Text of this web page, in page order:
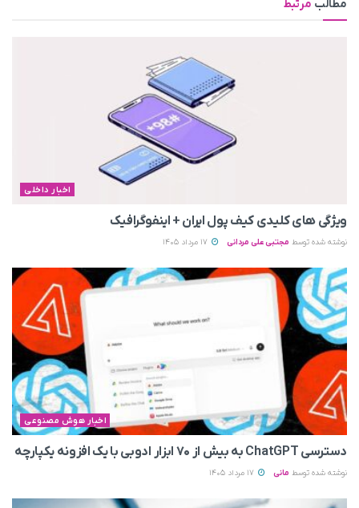
مطالب مرتبط
اخبار داخلی
ویژگی های کلیدی کیف پول ایران + اینفوگرافیک
نوشته شده توسط مجتبی علی مردانی
اخبار هوش مصنوعی
دسترسی ChatGPT به بیش از ۷۰ ابزار ادوبی با یک افزونه یکپارچه
نوشته شده توسط مانی